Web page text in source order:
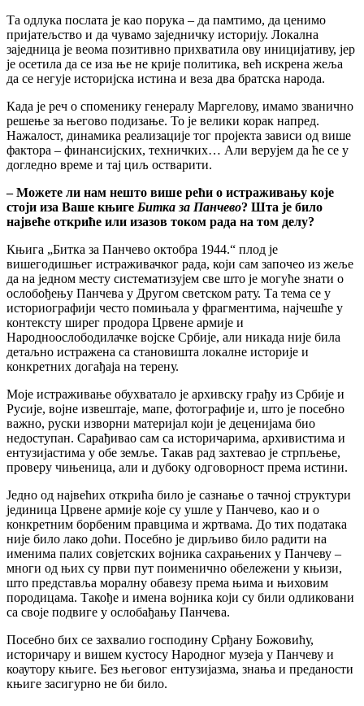
Та одлука послата је као порука – да памтимо, да ценимо
пријатељство и да чувамо заједничку историју. Локална
заједница је веома позитивно прихватила ову иницијативу, јер
је осетила да се иза ње не крије политика, већ искрена жеља
да се негује историјска истина и веза два братска народа.
Када је реч о споменику генералу Маргелову, имамо званично
решење за његово подизање. То је велики корак напред.
Нажалост, динамика реализације тог пројекта зависи од више
фактора – финансијских, техничких… Али верујем да ће се у
догледно време и тај циљ остварити.
– Можете ли нам нешто више рећи о истраживању које
стоји иза Ваше књиге Битка за Панчево? Шта је било
највеће откриће или изазов током рада на том делу?
Књига „Битка за Панчево октобра 1944.“ плод је
вишегодишњег истраживачког рада, који сам започео из жеље
да на једном месту систематизујем све што је могуће знати о
ослобођењу Панчева у Другом светском рату. Та тема се у
историографији често помињала у фрагментима, најчешће у
контексту ширег продора Црвене армије и
Народноослободилачке војске Србије, али никада није била
детаљно истражена са становишта локалне историје и
конкретних догађаја на терену.
Моје истраживање обухватало је архивску грађу из Србије и
Русије, војне извештаје, мапе, фотографије и, што је посебно
важно, руски изворни материјал који је деценијама био
недоступан. Сарађивао сам са историчарима, архивистима и
ентузијастима у обе земље. Такав рад захтевао је стрпљење,
проверу чињеница, али и дубоку одговорност према истини.
Једно од највећих открића било је сазнање о тачној структури
јединица Црвене армије које су ушле у Панчево, као и о
конкретним борбеним правцима и жртвама. До тих података
није било лако доћи. Посебно је дирљиво било радити на
именима палих совјетских војника сахрањених у Панчеву –
многи од њих су први пут поименично обележени у књизи,
што представља моралну обавезу према њима и њиховим
породицама. Такође и имена војника који су били одликовани
са своје подвиге у ослобађању Панчева.
Посебно бих се захвалио господину Срђану Божовићу,
историчару и вишем кустосу Народног музеја у Панчеву и
коаутору књиге. Без његовог ентузијазма, знања и преданости
књиге засигурно не би било.